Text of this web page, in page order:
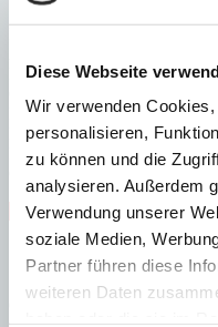
Diese Webseite
Wir verwenden
personalisieren,
zu können und die
analysieren. Außerdem
Verwendung unserer
soziale Medien,
Partner führen diese
weiteren Daten
Steuern beim
Zuständiges Büro